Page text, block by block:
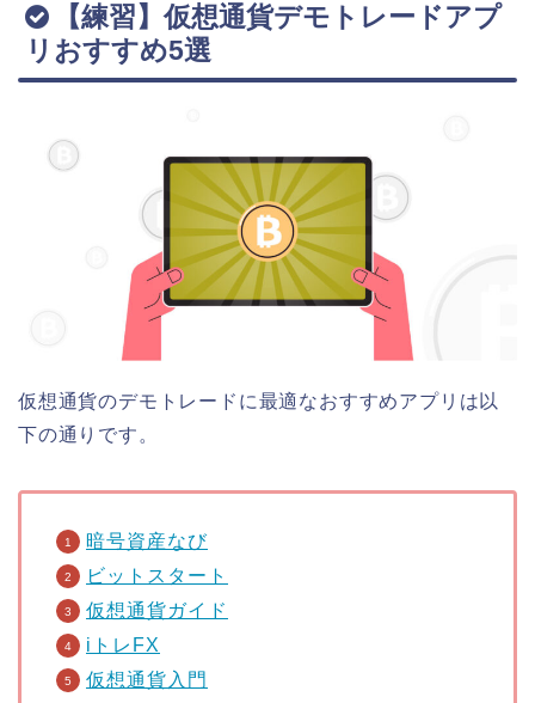
【練習】仮想通貨デモトレードアプ
リおすすめ5選
仮想通貨のデモトレードに最適なおすすめアプリは以
下の通りです。
暗号資産なび
ビットスタート
仮想通貨ガイド
iトレFX
仮想通貨入門